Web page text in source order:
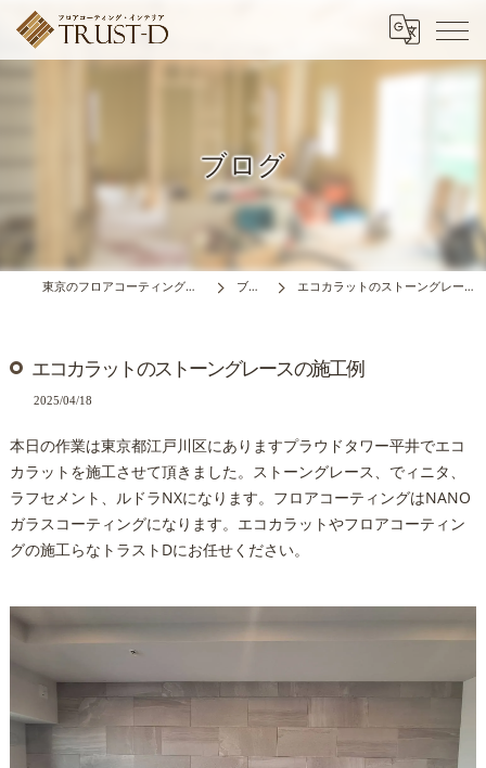
ブログ
東京のフロアコーティングはTRUST-D ブログ エコカラットのストーングレースの施工例
エコカラットのストーングレースの施工例
2025/04/18
本日の作業は東京都江戸川区にありますプラウドタワー平井でエコ
カラットを施工させて頂きました。ストーングレース、でィニタ、
ラフセメント、ルドラNXになります。フロアコーティングはNANO
ガラスコーティングになります。エコカラットやフロアコーティン
グの施工らなトラストDにお任せください。